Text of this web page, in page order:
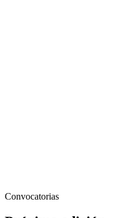
Convocatorias